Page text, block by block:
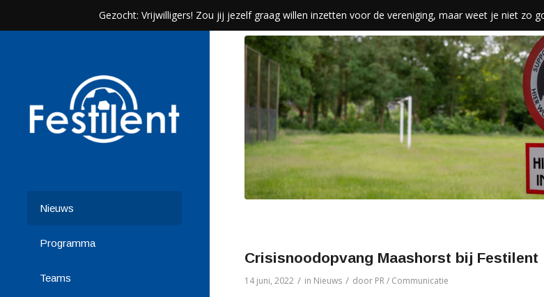
Gezocht: Vrijwilligers! Zou jij jezelf graag willen inzetten voor de vereniging, maar weet je niet zo
Nieuws
Programma
Teams
Crisisnoodopvang Maashorst bij Festilent
14 juni, 2022 / in Nieuws / door PR / Communicatie